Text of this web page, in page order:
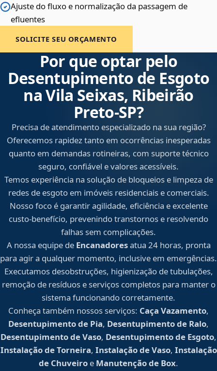
Ajuste do fluxo e normalização da passagem de
efluentes
SOLICITE SEU ORÇAMENTO
Por que optar pelo
Desentupimento de Esgoto
na Vila Seixas, Ribeirão
Preto‑SP?
Precisa de atendimento especializado na sua região?
Oferecemos rapidez tanto em ocorrências inesperadas
quanto em demandas rotineiras, com suporte técnico
seguro, confiável e valores acessíveis.
Temos experiência na solução de bloqueios e limpeza de
redes de esgoto em imóveis residenciais e comerciais.
Nosso foco é garantir agilidade, eficiência e excelente
custo-benefício, prevenindo transtornos e resolvendo
falhas sem complicações.
A nossa equipe de Encanadoresatua 24 horas, pronta
para agir a qualquer momento, inclusive em emergências.
Executamos desobstruções, higienização de tubulações,
remoção de resíduos e serviços completos para manter o
sistema funcionando corretamente.
Conheça também nossos serviços: Caça Vazamento,
Desentupimento de Pia, Desentupimento de Ralo,
Desentupimento de Vaso, Desentupimento de Esgoto,
Instalação de Torneira, Instalação de Vaso, Instalação
de Chuveiro e Manutenção de Box.